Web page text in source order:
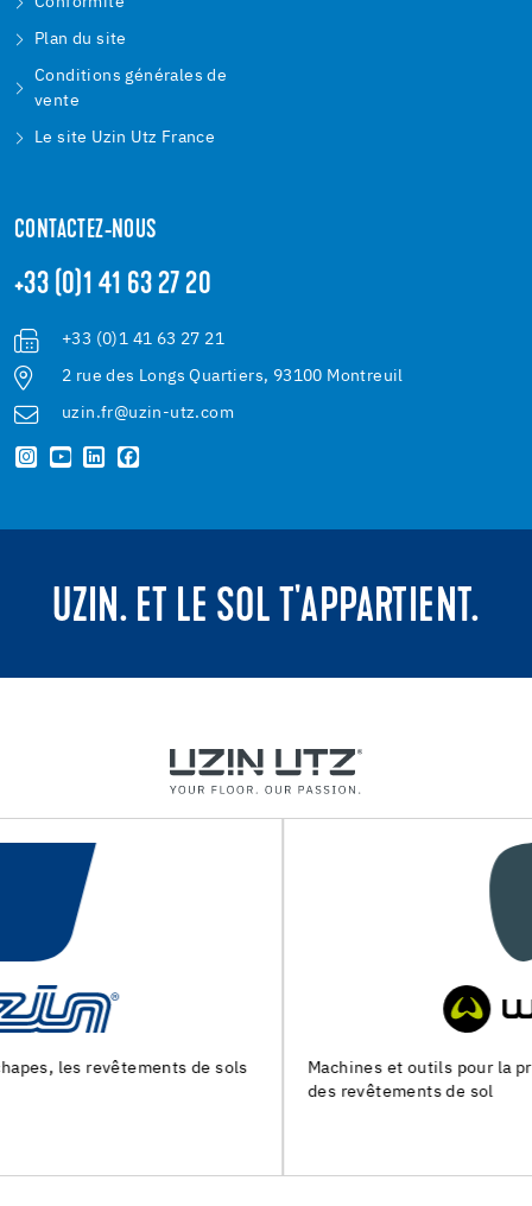
Plan du site
Conditions générales de
vente
Le site Uzin Utz France
CONTACTEZ-NOUS
+33 (0)1 41 63 27 20
+33 (0)1 41 63 27 21
2 rue des Longs Quartiers, 93100 Montreuil
uzin.fr@uzin-utz.com
UZIN. ET LE SOL T'APPARTIENT.
Machines et outils pour la preparation du support et la pose